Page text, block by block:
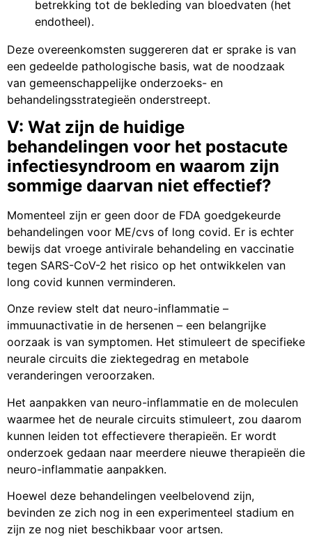
betrekking tot de bekleding van bloedvaten (het
endotheel).
Deze overeenkomsten suggereren dat er sprake is van
een gedeelde pathologische basis, wat de noodzaak
van gemeenschappelijke onderzoeks- en
behandelingsstrategieën onderstreept.
V: Wat zijn de huidige
behandelingen voor het postacute
infectiesyndroom en waarom zijn
sommige daarvan niet effectief?
Momenteel zijn er geen door de FDA goedgekeurde
behandelingen voor ME/cvs of long covid. Er is echter
bewijs dat vroege antivirale behandeling en vaccinatie
tegen SARS-CoV-2 het risico op het ontwikkelen van
long covid kunnen verminderen.
Onze review stelt dat neuro-inflammatie –
immuunactivatie in de hersenen – een belangrijke
oorzaak is van symptomen. Het stimuleert de specifieke
neurale circuits die ziektegedrag en metabole
veranderingen veroorzaken.
Het aanpakken van neuro-inflammatie en de moleculen
waarmee het de neurale circuits stimuleert, zou daarom
kunnen leiden tot effectievere therapieën. Er wordt
onderzoek gedaan naar meerdere nieuwe therapieën die
neuro-inflammatie aanpakken.
Hoewel deze behandelingen veelbelovend zijn,
bevinden ze zich nog in een experimenteel stadium en
zijn ze nog niet beschikbaar voor artsen.